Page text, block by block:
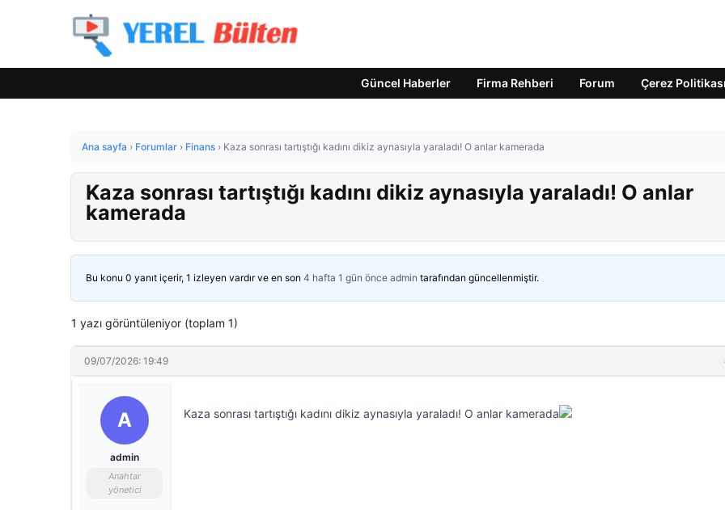
Güncel Haberler Firma Rehberi Forum Çerez Politikası
Ana sayfa › Forumlar › Finans › Kaza sonrası tartıştığı kadını dikiz aynasıyla yaraladı! O anlar kamerada
Kaza sonrası tartıştığı kadını dikiz aynasıyla yaraladı! O anlar
kamerada
Bu konu 0 yanıt içerir, 1 izleyen vardır ve en son 4 hafta 1 gün önce admin tarafından güncellenmiştir.
1 yazı görüntüleniyor (toplam 1)
09/07/2026: 19:49
A
admin
Anahtar
yönetici
Kaza sonrası tartıştığı kadını dikiz aynasıyla yaraladı! O anlar kamerada